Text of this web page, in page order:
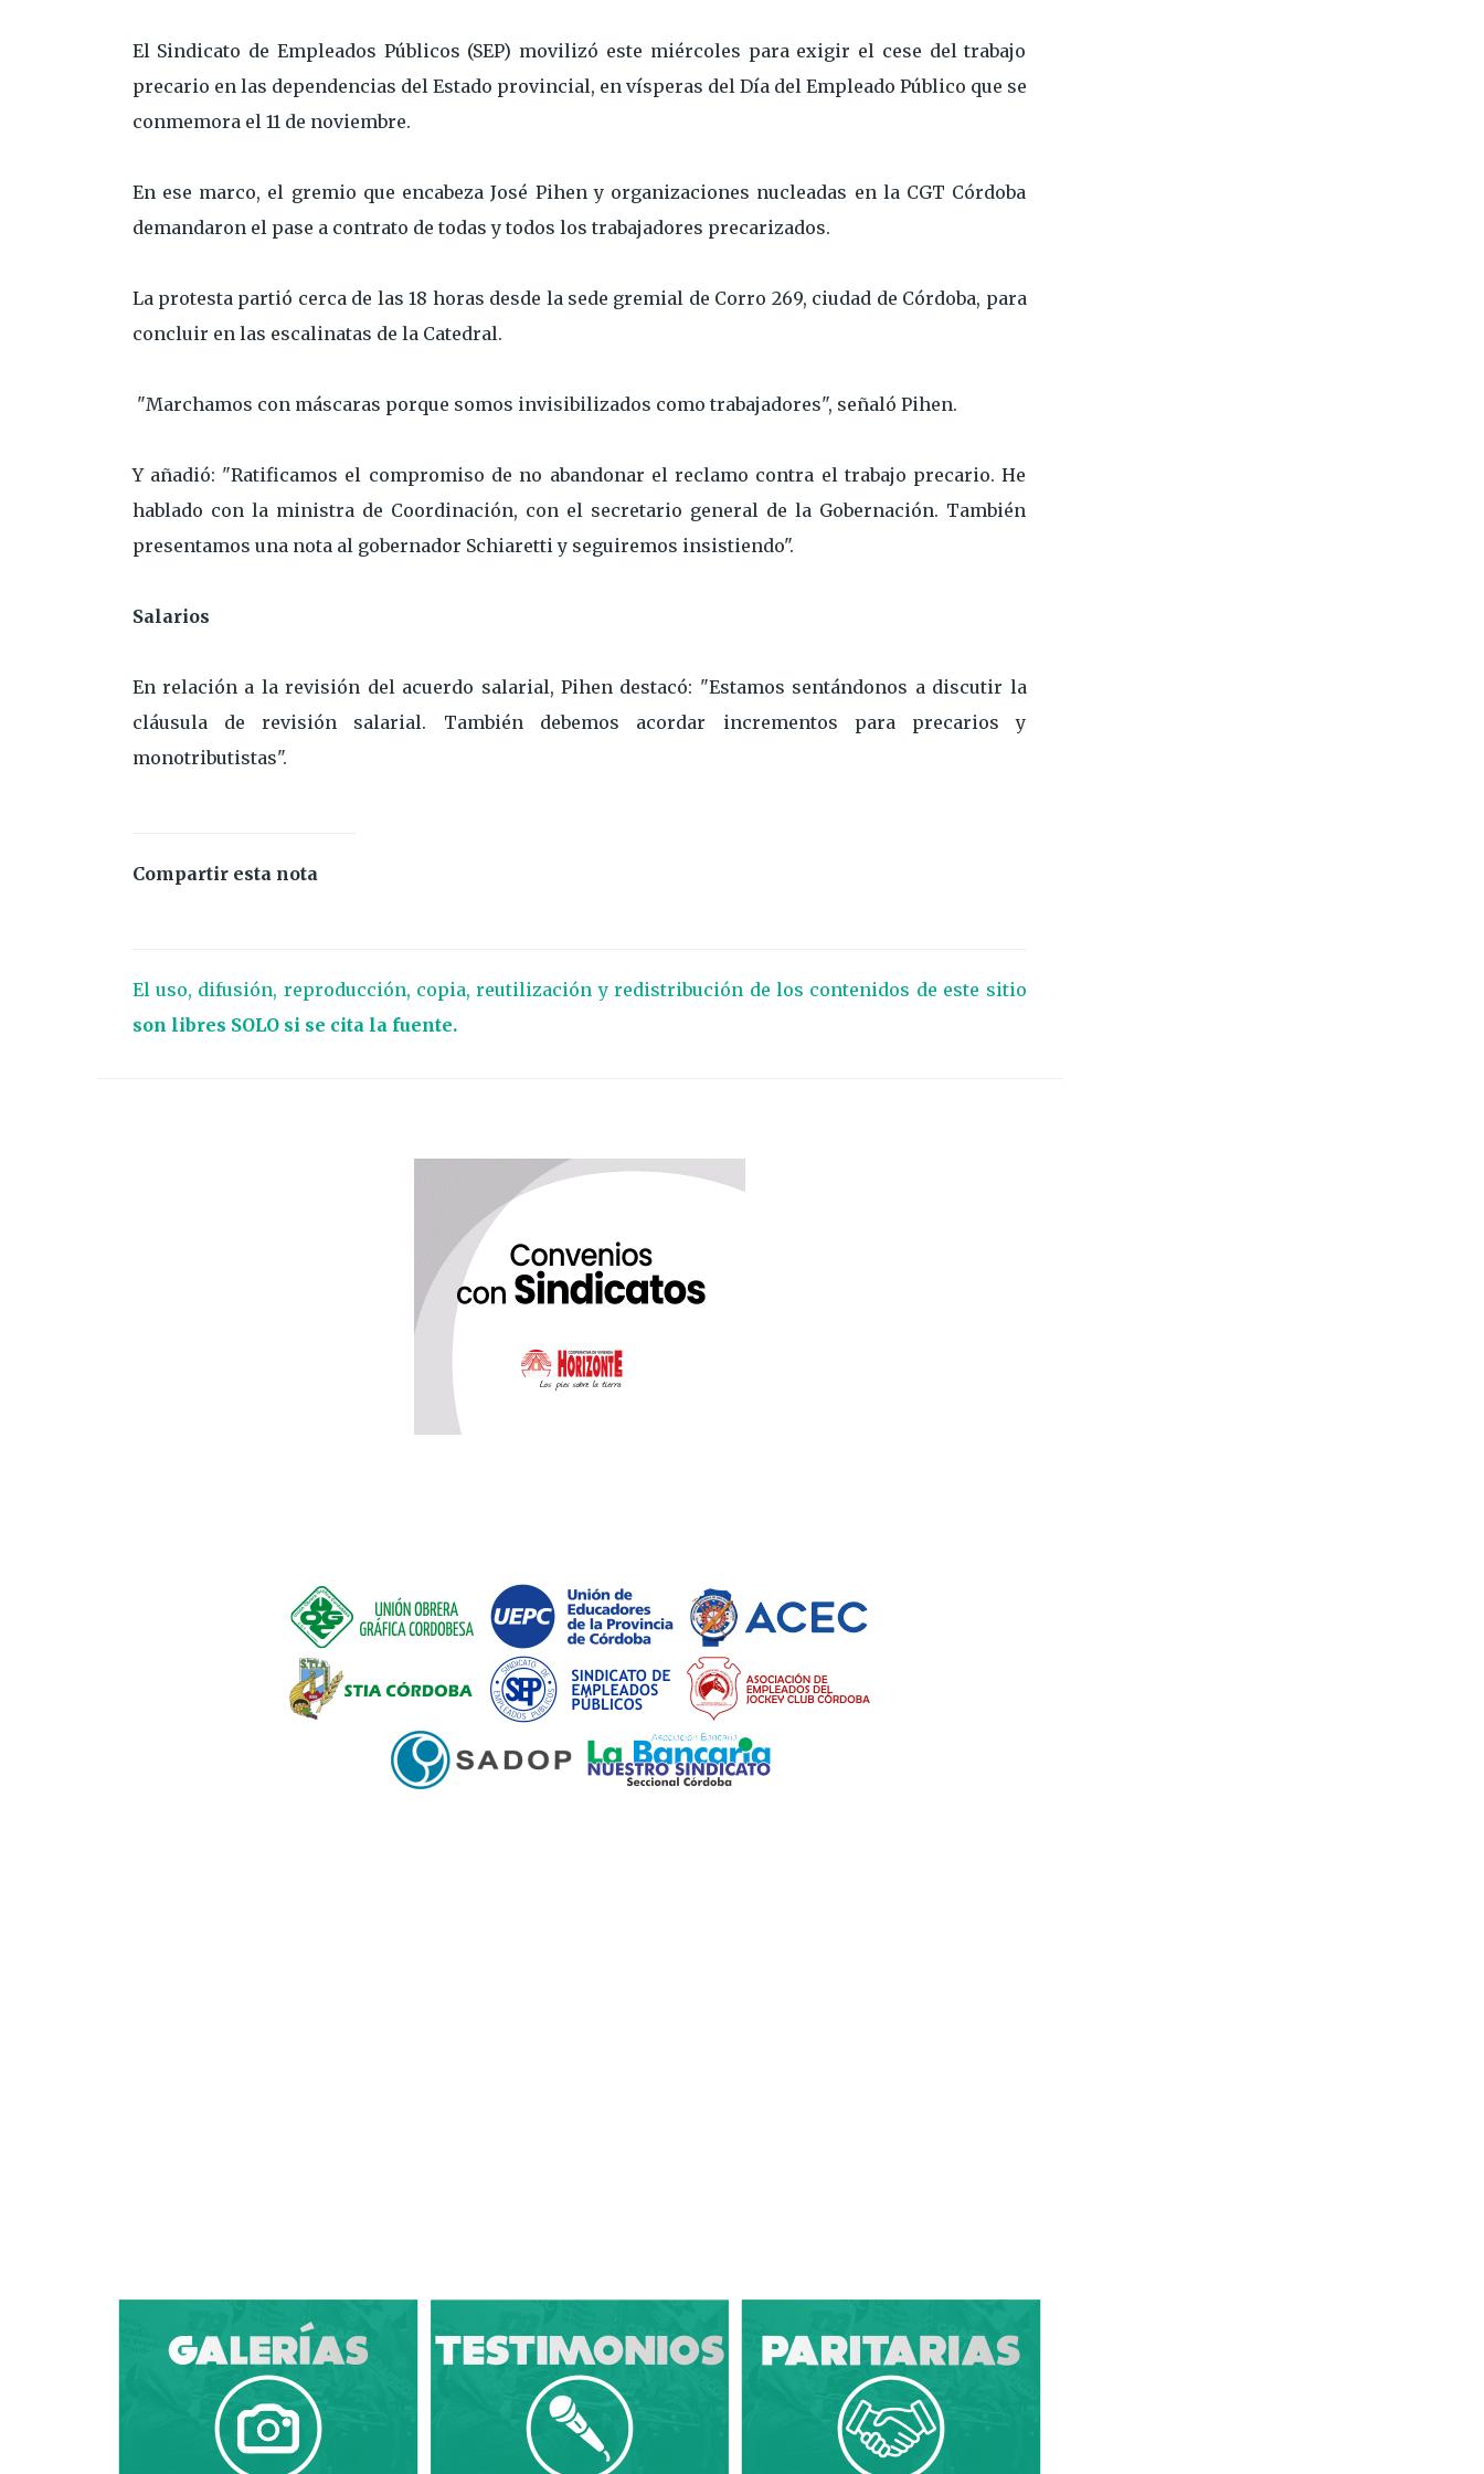
El Sindicato de Empleados Públicos (SEP) movilizó este miércoles para exigir el cese del trabajo
precario en las dependencias del Estado provincial, en vísperas del Día del Empleado Público que se
conmemora el 11 de noviembre.
En ese marco, el gremio que encabeza José Pihen y organizaciones nucleadas en la CGT Córdoba
demandaron el pase a contrato de todas y todos los trabajadores precarizados.
La protesta partió cerca de las 18 horas desde la sede gremial de Corro 269, ciudad de Córdoba, para
concluir en las escalinatas de la Catedral.
"Marchamos con máscaras porque somos invisibilizados como trabajadores", señaló Pihen.
Y añadió: "Ratificamos el compromiso de no abandonar el reclamo contra el trabajo precario. He
hablado con la ministra de Coordinación, con el secretario general de la Gobernación. También
presentamos una nota al gobernador Schiaretti y seguiremos insistiendo".
Salarios
En relación a la revisión del acuerdo salarial, Pihen destacó: "Estamos sentándonos a discutir la
cláusula de revisión salarial. También debemos acordar incrementos para precarios y
monotributistas".
Compartir esta nota
El uso, difusión, reproducción, copia, reutilización y redistribución de los contenidos de este sitio
son libres SOLO si se cita la fuente.